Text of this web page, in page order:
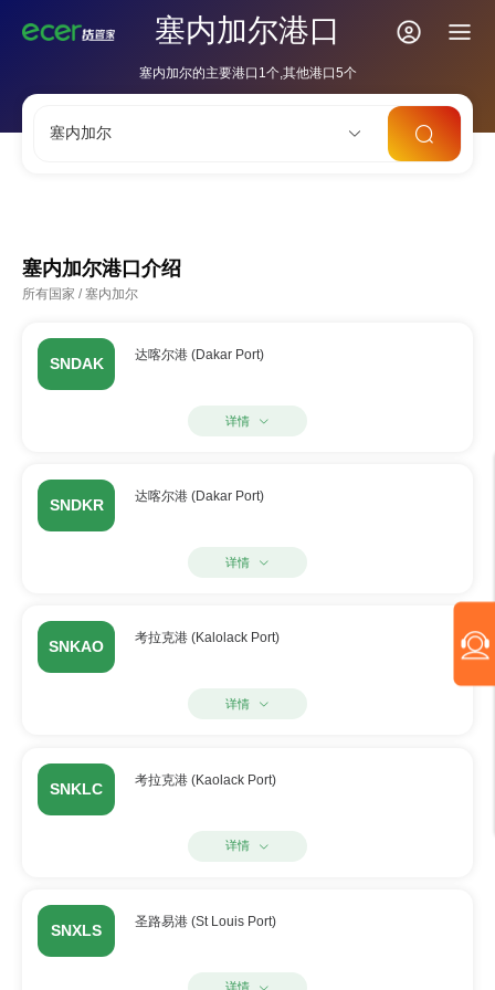
塞内加尔港口
塞内加尔的主要港口1个,其他港口5个
塞内加尔
塞内加尔港口介绍
所有国家 /塞内加尔
SNDAK 达喀尔港 (Dakar Port)
详情
SNDKR 达喀尔港 (Dakar Port)
详情
SNKAO 考拉克港 (Kalolack Port)
详情
SNKLC 考拉克港 (Kaolack Port)
详情
SNXLS 圣路易港 (St Louis Port)
详情